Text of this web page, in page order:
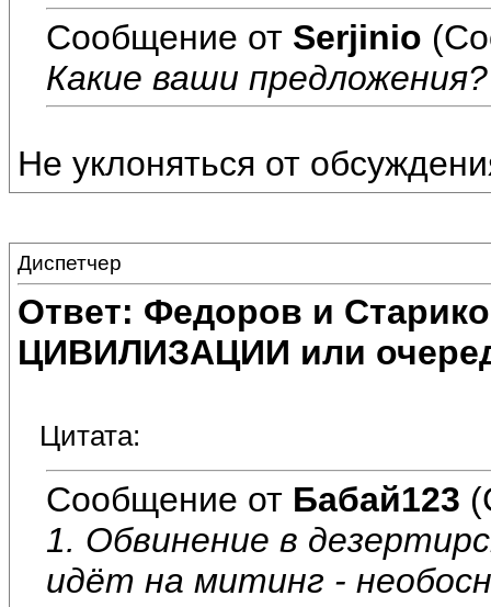
Сообщение от Serjinio
Какие ваши предложения?
Не уклоняться от
Диспетчер
Ответ: Федоров и
ЦИВИЛИЗАЦИИ или
Цитата:
Сообщение от Бабай123
1. Обвинение в
идёт на митинг -